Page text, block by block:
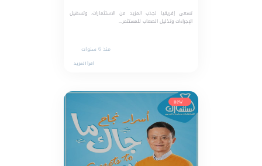
تسعى إفريقيا لجذب المزيد من الاستثمارات، وتسهيل
الإجراءات وتذليل الصعاب للمستثمر...
منذ 6 سنوات
أقرأ المزيد
new